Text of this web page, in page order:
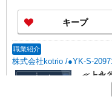
キープ
職業紹介
株式会社kotrio /●YK-S-
≪上永